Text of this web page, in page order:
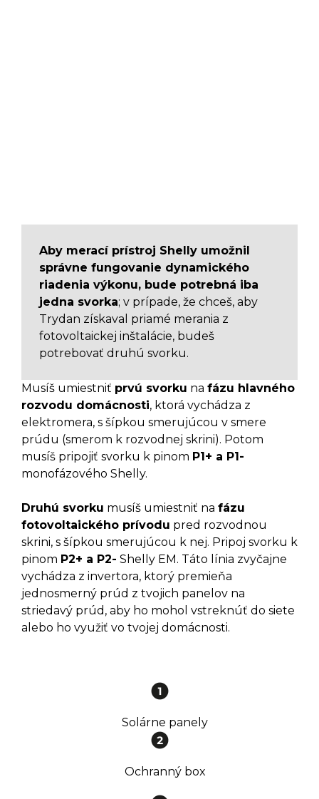
Aby merací prístroj Shelly umožnil
správne fungovanie dynamického
riadenia výkonu, bude potrebná iba
jedna svorka; v prípade, že chceš, aby
Trydan získaval priamé merania z
fotovoltaickej inštalácie, budeš
potrebovať druhú svorku.
Musíš umiestniť prvú svorku na fázu hlavného
rozvodu domácnosti, ktorá vychádza z
elektromera, s šípkou smerujúcou v smere
prúdu (smerom k rozvodnej skrini). Potom
musíš pripojiť svorku k pinom P1+ a P1-
monofázového Shelly.
Druhú svorku musíš umiestniť na fázu
fotovoltaického prívodu pred rozvodnou
skrini, s šípkou smerujúcou k nej. Pripoj svorku k
pinom P2+ a P2- Shelly EM. Táto línia zvyčajne
vychádza z invertora, ktorý premieňa
jednosmerný prúd z tvojich panelov na
striedavý prúd, aby ho mohol vstreknúť do siete
alebo ho využiť vo tvojej domácnosti.
Solárne panely
Ochranný box